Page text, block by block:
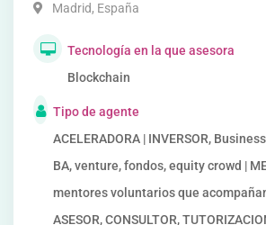
Madrid, España
Tecnología en la que asesora
Blockchain
Tipo de agente
ACELERADORA | INVERSOR,
BA, venture, fondos, equity crowd |
mentores voluntarios que
ASESOR, CONSULTOR,